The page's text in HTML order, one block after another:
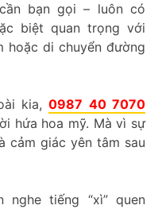
bạn gọi – luôn có
biệt quan trọng với
hoặc di chuyển đường
kia,0987 40 7070
hứa hoa mỹ. Mà vì sự
cảm giác yên tâm sau
tiếng “xì” quen